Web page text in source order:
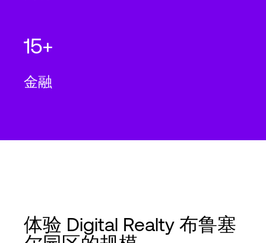
15+
金融
体验 Digital Realty 布鲁塞